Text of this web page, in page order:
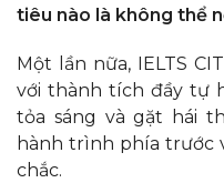
tiêu nào là không thể
Một lần nữa, IELTS
với thành tích đầy tự
tỏa sáng và gặt hái
hành trình phía trước
chắc.